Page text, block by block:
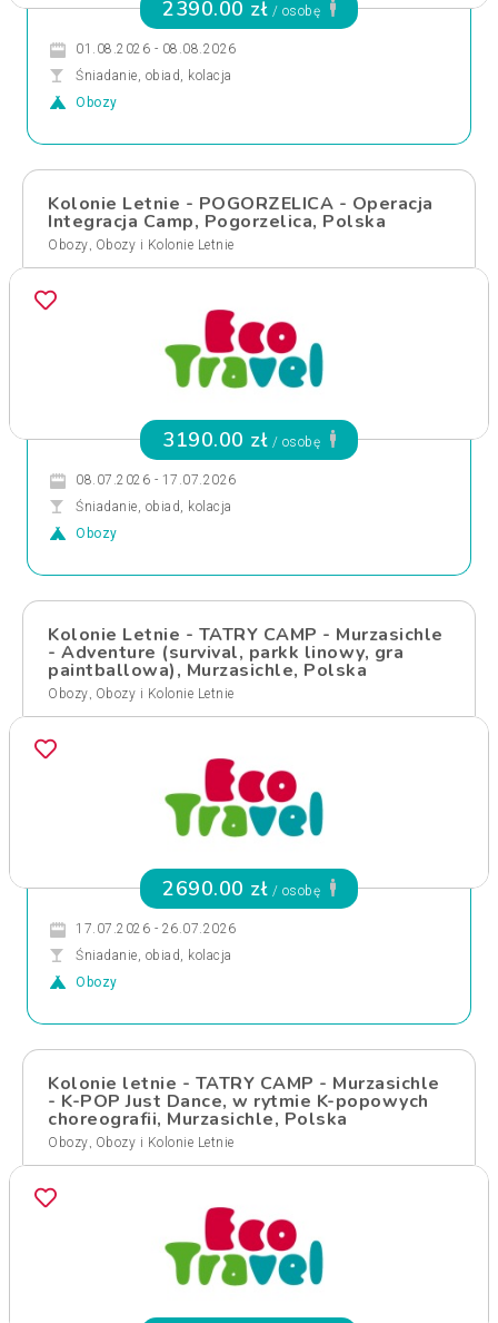
2390.00 zł / osobę
01.08.2026 - 08.08.2026
Śniadanie, obiad, kolacja
Obozy
Kolonie Letnie - POGORZELICA - Operacja
Integracja Camp, Pogorzelica, Polska
Obozy, Obozy i Kolonie Letnie
3190.00 zł / osobę
08.07.2026 - 17.07.2026
Śniadanie, obiad, kolacja
Obozy
Kolonie Letnie - TATRY CAMP - Murzasichle
- Adventure (survival, parkk linowy, gra
paintballowa), Murzasichle, Polska
Obozy, Obozy i Kolonie Letnie
2690.00 zł / osobę
17.07.2026 - 26.07.2026
Śniadanie, obiad, kolacja
Obozy
Kolonie letnie - TATRY CAMP - Murzasichle
- K-POP Just Dance, w rytmie K-popowych
choreografii, Murzasichle, Polska
Obozy, Obozy i Kolonie Letnie